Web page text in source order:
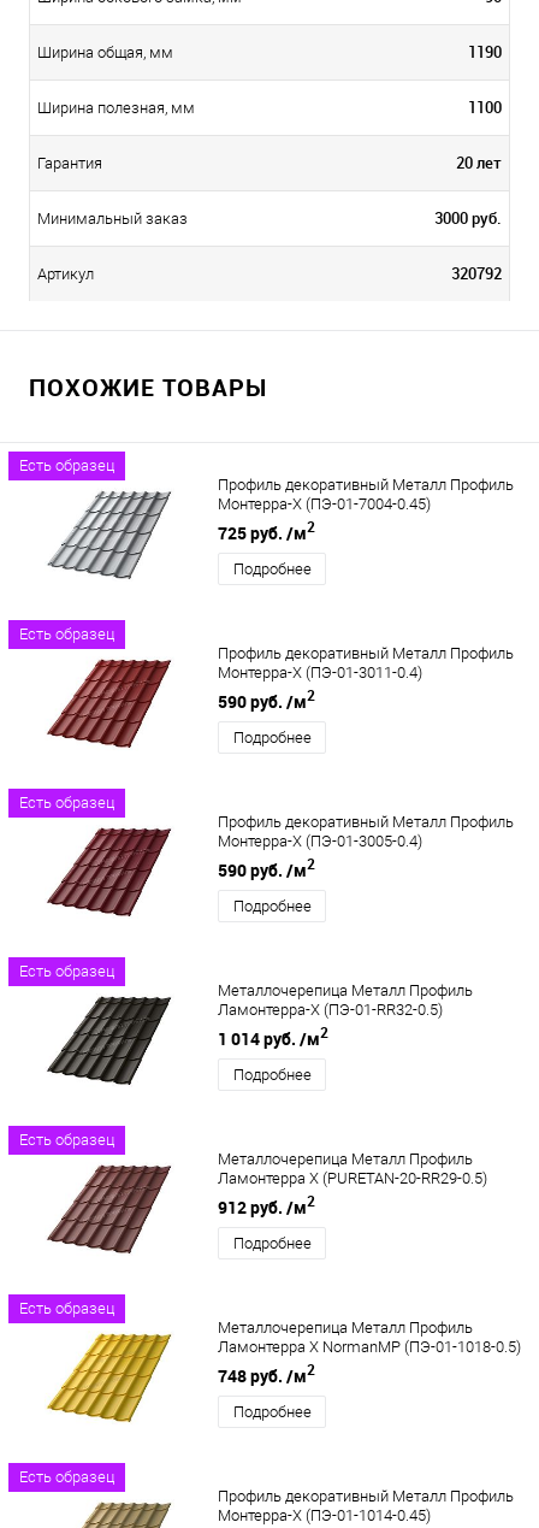
Ширина общая, мм 1190
Ширина полезная, мм 1100
Гарантия 20 лет
Минимальный заказ 3000 руб.
Артикул 320792
ПОХОЖИЕ ТОВАРЫ
Есть образец
Профиль декоративный Металл Профиль
Монтерра-X (ПЭ-01-7004-0.45)
725 руб. /м2
Подробнее
Есть образец
Профиль декоративный Металл Профиль
Монтерра-X (ПЭ-01-3011-0.4)
590 руб. /м2
Подробнее
Есть образец
Профиль декоративный Металл Профиль
Монтерра-X (ПЭ-01-3005-0.4)
590 руб. /м2
Подробнее
Есть образец
Металлочерепица Металл Профиль
Ламонтерра-X (ПЭ-01-RR32-0.5)
1 014 руб. /м2
Подробнее
Есть образец
Металлочерепица Металл Профиль
Ламонтерра X (PURETAN-20-RR29-0.5)
912 руб. /м2
Подробнее
Есть образец
Металлочерепица Металл Профиль
Ламонтерра X NormanMP (ПЭ-01-1018-0.5)
748 руб. /м2
Подробнее
Есть образец
Профиль декоративный Металл Профиль
Монтерра-X (ПЭ-01-1014-0.45)